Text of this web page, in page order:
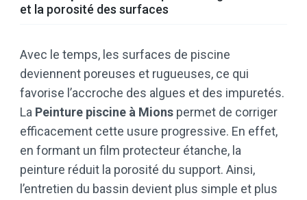
et la porosité des surfaces
Avec le temps, les surfaces de piscine
deviennent poreuses et rugueuses, ce qui
favorise l’accroche des algues et des impuretés.
La Peinture piscine à Mions permet de corriger
efficacement cette usure progressive. En effet,
en formant un film protecteur étanche, la
peinture réduit la porosité du support. Ainsi,
l’entretien du bassin devient plus simple et plus